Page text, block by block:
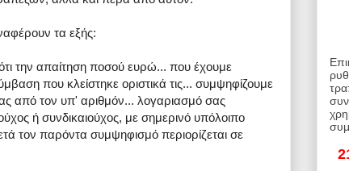
τα εξής:
την απαίτηση ποσού ευρώ... που έχουμε
που κλείστηκε οριστικά τις... συμψηφίζουμε
από τον υπ' αριθμόν... λογαριασμό σας
ή συνδικαιούχος, με σημερινό υπόλοιπο
τον παρόντα συμψηφισμό περιορίζεται σε